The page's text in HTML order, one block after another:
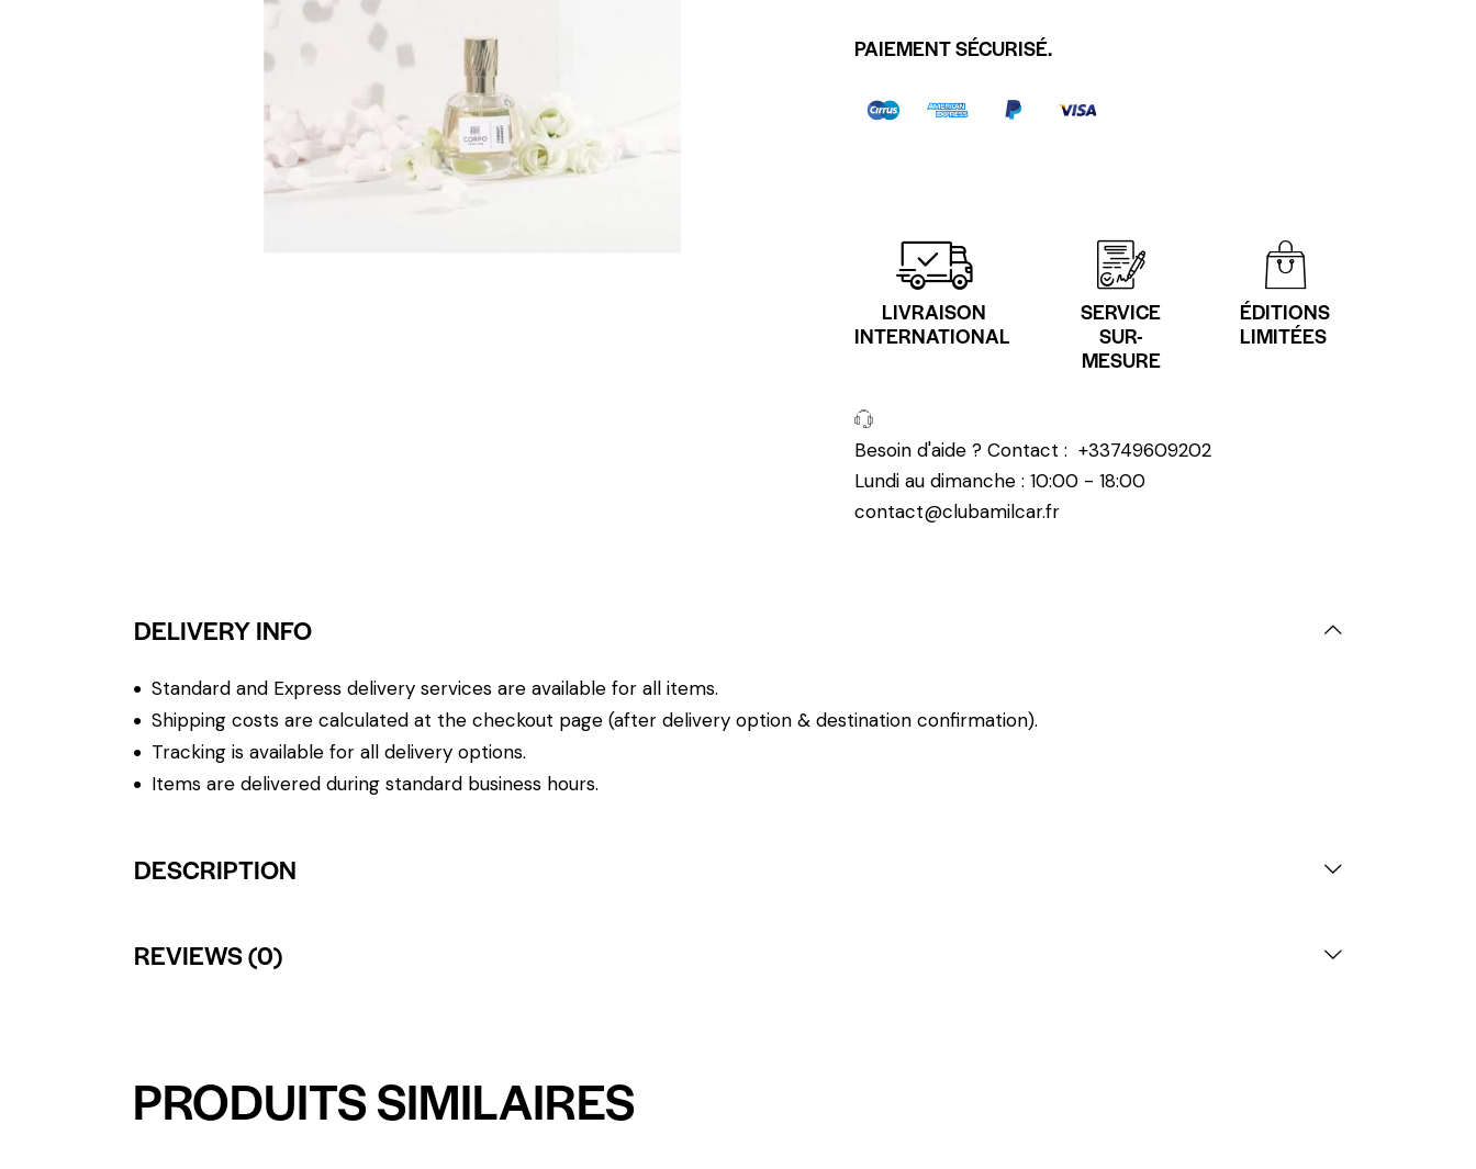
PAIEMENT SÉCURISÉ.
LIVRAISON
INTERNATIONAL
SERVICE
SUR-
MESURE
ÉDITIONS
LIMITÉES
Besoin d'aide ? Contact : +33749609202
Lundi au dimanche : 10:00 - 18:00
contact@clubamilcar.fr
DELIVERY INFO
Standard and Express delivery services are available for all items.
Shipping costs are calculated at the checkout page (after delivery option & destination confirmation).
Tracking is available for all delivery options.
Items are delivered during standard business hours.
DESCRIPTION
REVIEWS (0)
PRODUITS SIMILAIRES